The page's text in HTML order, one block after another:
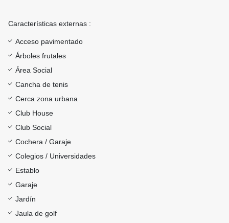
Características externas :
Acceso pavimentado
Árboles frutales
Área Social
Cancha de tenis
Cerca zona urbana
Club House
Club Social
Cochera / Garaje
Colegios / Universidades
Establo
Garaje
Jardín
Jaula de golf